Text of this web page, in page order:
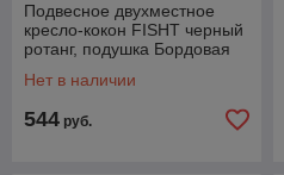
Подвесное двухместное
кресло-кокон FISHT черный
ротанг, подушка Бордовая
Нет в наличии
544 руб.